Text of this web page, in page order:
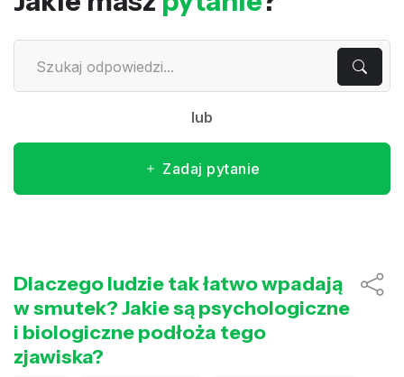
lub
Zadaj pytanie
Dlaczego ludzie tak łatwo wpadają
w smutek? Jakie są psychologiczne
i biologiczne podłoża tego
zjawiska?